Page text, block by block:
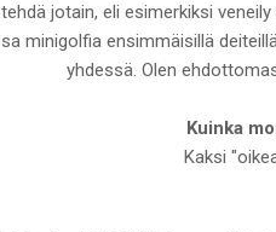
jotain, eli esimerkiksi
minigolfia ensimmäisillä
yhdessä. Olen
Kuinka
Kaksi